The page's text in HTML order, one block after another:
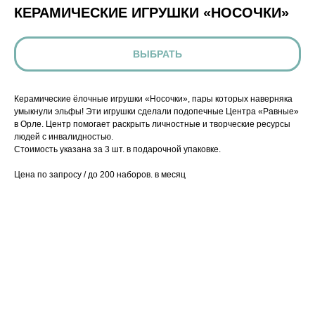
КЕРАМИЧЕСКИЕ ИГРУШКИ «НОСОЧКИ»
ВЫБРАТЬ
Керамические ёлочные игрушки «Носочки», пары которых наверняка
умыкнули эльфы! Эти игрушки сделали подопечные Центра «Равные»
в Орле. Центр помогает раскрыть личностные и творческие ресурсы
людей с инвалидностью.
Стоимость указана за 3 шт. в подарочной упаковке.
Цена по запросу / до 200 наборов. в месяц